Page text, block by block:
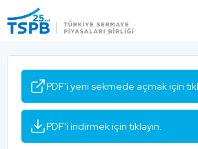
Close
PDF'i yeni sekmede açmak için
PDF'i indirmek için tıklayın.